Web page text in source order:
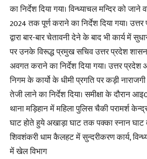
का निर्देश दिया गया। विन्ध्याचल मन्दिर को जाने
2024 तक पूर्ण कराने का निर्देश दिया गया।
द्वारा बार-बार चेतावनी देने के बाद भी कार्य में
पर उनके विरूद्ध प्रमुख सचिव उत्तर प्रदेश
अवगत कराने का निर्देश दिया गया। उत्तर प्रदेश
निगम के कार्यो के धीमी प्रगति पर कड़ी
तेजी लाने का निर्देश दिया। समीक्षा के दौरान
थाना मड़िहान में महिला पुलिस चैकी परामर्श
घाट होते हुये अखाड़ा घाट तक पक्का स्नान घाट
शिवशंकरी धाम कैलहट में सुन्दरीकरण कार्य,
में खेल विभाग